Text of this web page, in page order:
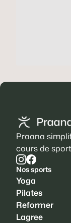
Praana
cours de
Nos sports
Yoga
Pilates
Reformer
Lagree